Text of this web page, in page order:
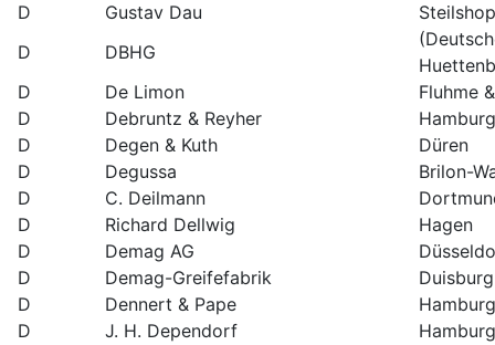
D
Gustav Dau
Steilshop
D
DBHG
D
De Limon
Fluhme
D
Debruntz & Reyher
D
Degen & Kuth
Düren
D
Degussa
Brilon-
D
C. Deilmann
D
Richard Dellwig
Hagen
D
Demag AG
D
Demag-Greifefabrik
Duisburg
D
Dennert & Pape
D
J. H. Dependorf
Hamburg